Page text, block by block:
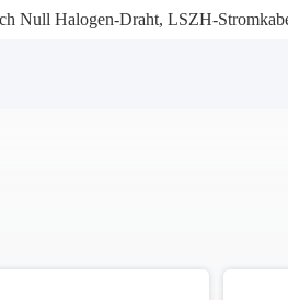
Null Halogen-Draht, LSZH-